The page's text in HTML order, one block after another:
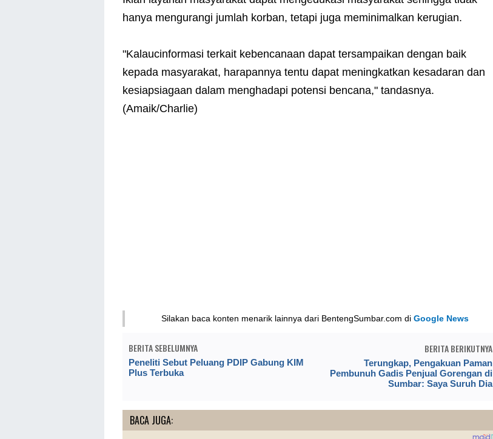
hanya mengurangi jumlah korban, tetapi juga meminimalkan kerugian.
"Kalaucinformasi terkait kebencanaan dapat tersampaikan dengan baik
kepada masyarakat, harapannya tentu dapat meningkatkan kesadaran dan
kesiapsiagaan dalam menghadapi potensi bencana," tandasnya.
(Amaik/Charlie)
Silakan baca konten menarik lainnya dari BentengSumbar.com diGoogle News
BERITA SEBELUMNYA
Peneliti Sebut Peluang PDIP Gabung KIM
Plus Terbuka
BERITA BERIKUTNYA
Terungkap, Pengakuan Paman
Pembunuh Gadis Penjual Gorengan di
Sumbar: Saya Suruh Dia
BACA JUGA: